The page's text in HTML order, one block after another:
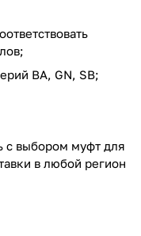
ВА, GN, SB;
с выбором муфт для
в любой регион